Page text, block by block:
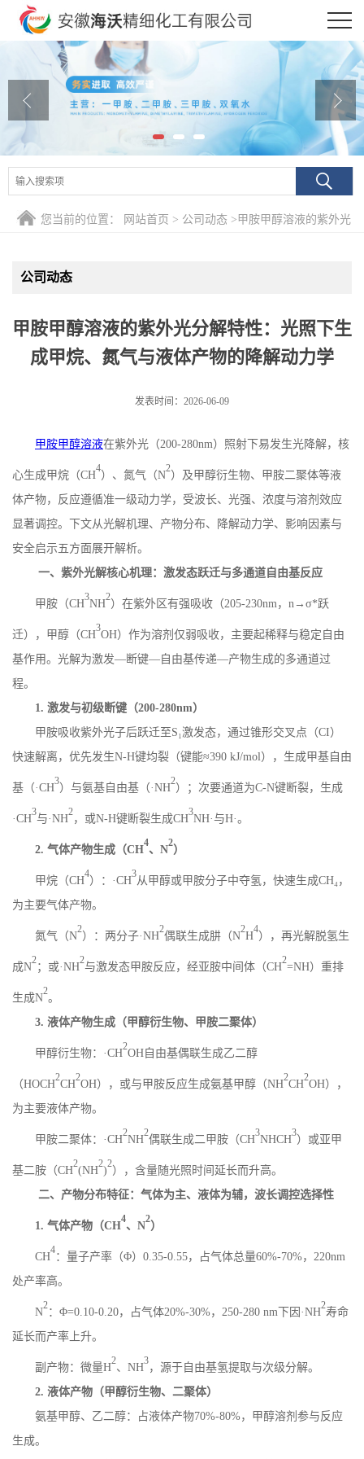
公司首页
公司介绍
公司动态
产品展厅
在线留言
您当前的位置： 网站首页 > 公司动态 >甲胺甲醇溶液的紫外光
公司动态
甲胺甲醇溶液的紫外光分解特性：光照下生
成甲烷、氮气与液体产物的降解动力学
发表时间：2026-06-09
甲胺甲醇溶液在紫外光（200-280nm）照射下易发生光降解，核
心生成甲烷（CH
4
）、氮气（N
2
）及甲醇衍生物、甲胺二聚体等液
体产物，反应遵循准一级动力学，受波长、光强、浓度与溶剂效应
显著调控。下文从光解机理、产物分布、降解动力学、影响因素与
安全启示五方面展开解析。
一、紫外光解核心机理：激发态跃迁与多通道自由基反应
甲胺（CH
3
NH
2
）在紫外区有强吸收（205-230nm， n →σ*跃
迁），甲醇（CH
3
OH）作为溶剂仅弱吸收，主要起稀释与稳定自由
基作用。光解为激发—断键—自由基传递—产物生成的多通道过
程。
1.激发与初级断键（200-280nm）
甲胺吸收紫外光子后跃迁至S₁激发态，通过锥形交叉点（CI）
快速解离，优先发生N-H键均裂（键能≈390 kJ/mol），生成甲基自由
基（·CH
3
）与氨基自由基（·NH
2
）；次要通道为C-N键断裂，生成
·CH
3
与·NH
2
，或N-H键断裂生成CH
3
NH·与H·。
2.气体产物生成（CH
4
、N
2
）
甲烷（CH
4
）： ·CH
3
从甲醇或甲胺分子中夺氢，快速生成CH₄，
为主要气体产物。
氮气（N
2
）：两分子·NH
2
偶联生成肼（N
2
H
4
），再光解脱氢生
成N
2
；或·NH
2
与激发态甲胺反应，经亚胺中间体（CH
2
=NH）重排
生成N
2
。
3.液体产物生成（甲醇衍生物、甲胺二聚体）
甲醇衍生物： ·CH
2
OH 自由基偶联生成乙二醇
（HOCH
2
CH
2
OH），或与甲胺反应生成氨基甲醇（NH
2
CH
2
OH），
为主要液体产物。
甲胺二聚体： ·CH
2
NH
2
偶联生成二甲胺（CH
3
NHCH
3
）或亚甲
基二胺（CH
2
(NH
2
)
2
），含量随光照时间延长而升高。
二、产物分布特征：气体为主、液体为辅，波长调控选择性
1.气体产物（CH
4
、N
2
）
CH
4
：量子产率（Φ） 0.35-0.55，占气体总量60%-70%， 220nm
处产率高。
N
2
： Φ=0.10-0.20，占气体20%-30%， 250-280 nm 下因·NH
2
寿命
延长而产率上升。
副产物：微量H
2
、 NH
3
，源于自由基氢提取与次级分解。
2.液体产物（甲醇衍生物、二聚体）
氨基甲醇、乙二醇：占液体产物70%-80%，甲醇溶剂参与反应
生成。